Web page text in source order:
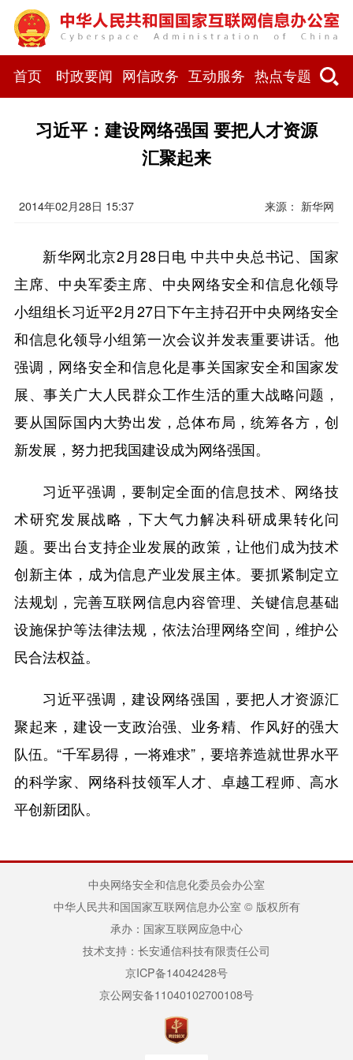
首页 时政要闻 网信政务 互动服务 热点专题
习近平：建设网络强国 要把人才资源
汇聚起来
2014年02月28日 15:37 来源： 新华网
新华网北京2月28日电 中共中央总书记、国家
主席、中央军委主席、中央网络安全和信息化领导
小组组长习近平2月27日下午主持召开中央网络安全
和信息化领导小组第一次会议并发表重要讲话。他
强调，网络安全和信息化是事关国家安全和国家发
展、事关广大人民群众工作生活的重大战略问题，
要从国际国内大势出发，总体布局，统筹各方，创
新发展，努力把我国建设成为网络强国。
习近平强调，要制定全面的信息技术、网络技
术研究发展战略，下大气力解决科研成果转化问
题。要出台支持企业发展的政策，让他们成为技术
创新主体，成为信息产业发展主体。要抓紧制定立
法规划，完善互联网信息内容管理、关键信息基础
设施保护等法律法规，依法治理网络空间，维护公
民合法权益。
习近平强调，建设网络强国，要把人才资源汇
聚起来，建设一支政治强、业务精、作风好的强大
队伍。“千军易得，一将难求”，要培养造就世界水平
的科学家、网络科技领军人才、卓越工程师、高水
平创新团队。
中央网络安全和信息化委员会办公室
中华人民共和国国家互联网信息办公室 © 版权所有
承办：国家互联网应急中心
技术支持：长安通信科技有限责任公司
京ICP备14042428号
京公网安备11040102700108号